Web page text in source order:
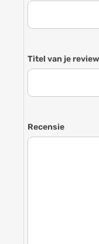
Titel van je review
Recensie